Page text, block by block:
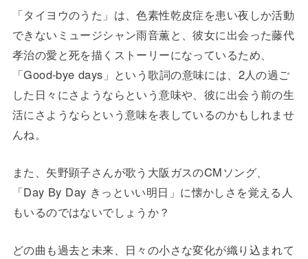
「タイヨウのうた」は、色素性乾皮症を患い夜しか活動
できないミュージシャン雨音薫と、彼女に出会った藤代
孝治の愛と死を描くストーリーになっているため、
「Good-bye days」という歌詞の意味には、2人の過ご
した日々にさようならという意味や、彼に出会う前の生
活にさようならという意味を表しているのかもしれませ
んね。
また、矢野顕子さんが歌う大阪ガスのCMソング、
「Day By Day きっといい明日」に懐かしさを覚える人
もいるのではないでしょうか？
どの曲も過去と未来、日々の小さな変化が織り込まれて